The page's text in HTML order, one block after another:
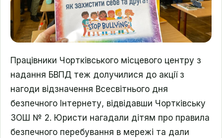
Працівники Чортківського місцевого центру з
надання БВПД теж долучилися до акції з
нагоди відзначення Всесвітнього дня
безпечного Інтернету, відвідавши Чортківську
ЗОШ № 2. Юристи нагадали дітям про правила
безпечного перебування в мережі та дали